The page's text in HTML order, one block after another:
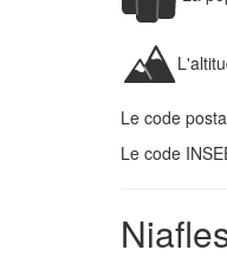
Le code
Le code